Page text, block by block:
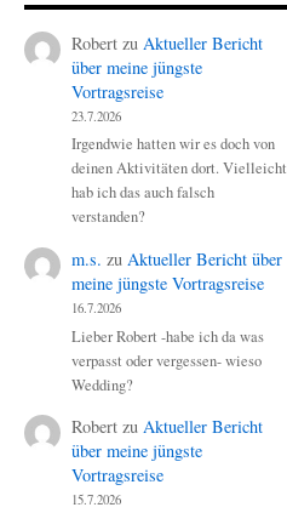
Robert zu Aktueller Bericht
über meine jüngste
Vortragsreise
23.7.2026
Irgendwie hatten wir es doch von
deinen Aktivitäten dort. Vielleicht
hab ich das auch falsch
verstanden?
m.s. zu Aktueller Bericht über
meine jüngste Vortragsreise
16.7.2026
Lieber Robert -habe ich da was
verpasst oder vergessen- wieso
Wedding?
Robert zu Aktueller Bericht
über meine jüngste
Vortragsreise
15.7.2026